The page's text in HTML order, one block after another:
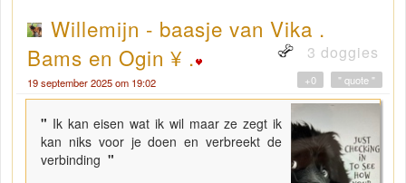
Willemijn - baasje van Vika .
Bams en Ogin ¥ .
3 doggies
19 september 2025 om 19:02 " quote "
+0
" Ik kan eisen wat ik wil maar ze zegt ik
kan niks voor je doen en verbreekt de
verbinding "